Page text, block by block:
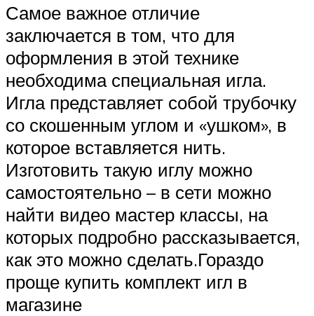
Самое важное отличие
заключается в том, что для
оформления в этой технике
необходима специальная игла.
Игла представляет собой трубочку
со скошенным углом и «ушком», в
которое вставляется нить.
Изготовить такую иглу можно
самостоятельно – в сети можно
найти видео мастер классы, на
которых подробно рассказывается,
как это можно сделать.Гораздо
проще купить комплект игл в
магазине